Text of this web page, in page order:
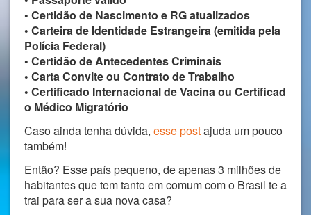
• Certidão de Nascimento e RG atualizados
• Carteira de Identidade Estrangeira (emitida pela
Polícia Federal)
• Certidão de Antecedentes Criminais
• Carta Convite ou Contrato de Trabalho
• Certificado Internacional de Vacina ou Certificad
o Médico Migratório
Caso ainda tenha dúvida, esse postajuda um pouco
também!
Então? Esse país pequeno, de apenas 3 milhões de
habitantes que tem tanto em comum com o Brasil te a
trai para ser a sua nova casa?